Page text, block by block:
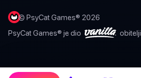
© PsyCat Games® 2026
PsyCat Games® je dio
obitelji.